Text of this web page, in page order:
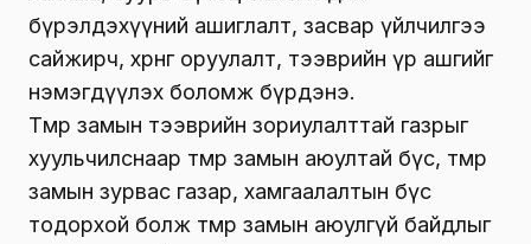
бүрэлдэхүүний ашиглалт, засвар үйлчилгээ
сайжирч, хөрөнгө оруулалт, тээврийн үр ашгийг
нэмэгдүүлэх боломж бүрдэнэ.
Төмөр замын тээврийн зориулалттай газрыг
хуульчилснаар төмөр замын аюултай бүс, төмөр
замын зурвас газар, хамгаалалтын бүс
тодорхой болж төмөр замын аюулгүй байдлыг